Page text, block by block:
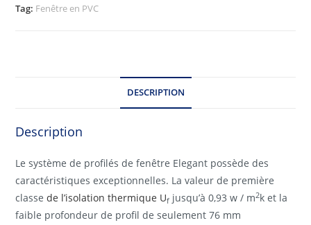
Tag: Fenêtre en PVC
DESCRIPTION
Description
Le système de profilés de fenêtre Elegant possède des
caractéristiques exceptionnelles. La valeur de première
classede l’isolation thermique Uf jusqu’à 0,93 w / m2k et la
faible profondeur de profil de seulement 76 mm